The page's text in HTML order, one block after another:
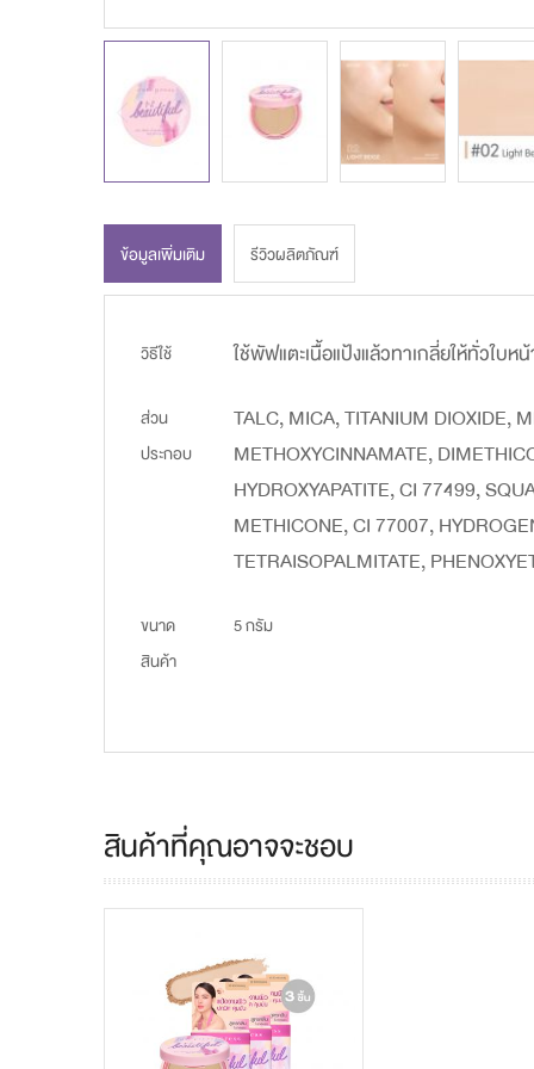
ข้อมูลเพิ่มเติม รีวิวผลิตภัณฑ์
ข้อมูล
เติม
วิธีใช้ ใช้พัฟแตะเนื้อแป้งแล้วทาเกลี่ยให้ทั่วใบ
ส่วน
ประกอบ
TALC, MICA, TITANIUM DIOXIDE,
METHOXYCINNAMATE,
HYDROXYAPATITE, CI 77499,
METHICONE, CI 77007,
TETRAISOPALMITATE,
ขนาด
สินค้า
5 กรัม
สินค้าที่คุณอาจจะชอบ